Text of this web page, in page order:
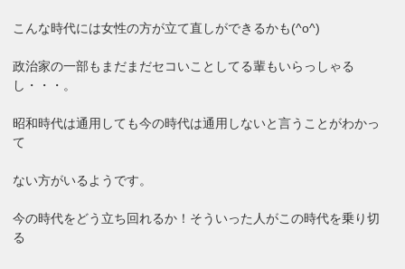
こんな時代には女性の方が立て直しができるかも(^o^)
政治家の一部もまだまだセコいことしてる輩もいらっしゃる
し・・・。
昭和時代は通用しても今の時代は通用しないと言うことがわかっ
て
ない方がいるようです。
今の時代をどう立ち回れるか！そういった人がこの時代を乗り切
る